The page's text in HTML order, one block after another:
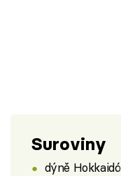
Suroviny
dýně Hokkaidó